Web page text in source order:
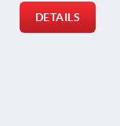
DETAILS